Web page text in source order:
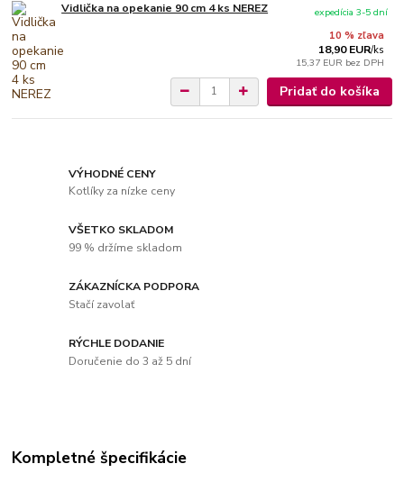
Vidlička na opekanie 90 cm 4 ks NEREZ
10 % zľava
18,90 EUR/ks
15,37 EUR bez DPH
expedícia 3-5 dní
Pridať do košíka
VÝHODNÉ CENY
Kotlíky za nízke ceny
VŠETKO SKLADOM
99 % držíme skladom
ZÁKAZNÍCKA PODPORA
Stačí zavolať
RÝCHLE DODANIE
Doručenie do 3 až 5 dní
Kompletné špecifikácie